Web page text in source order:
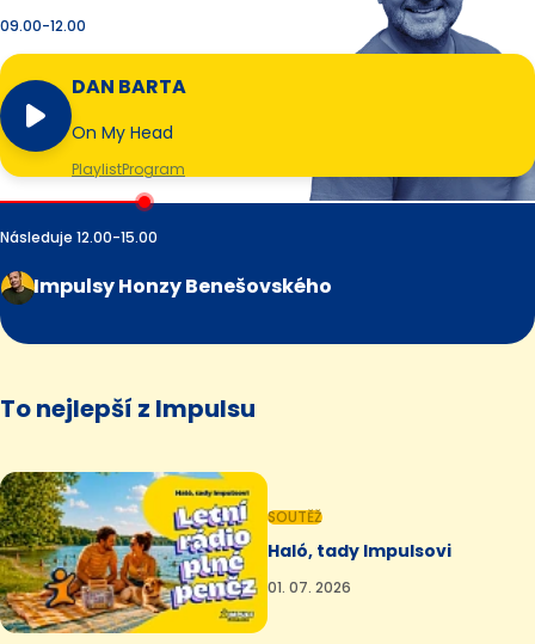
09.00-12.00
DAN BARTA
On My Head
PlaylistProgram
Následuje 12.00-15.00
Impulsy Honzy Benešovského
To nejlepší z Impulsu
SOUTĚŽ
Haló, tady Impulsovi
01. 07. 2026